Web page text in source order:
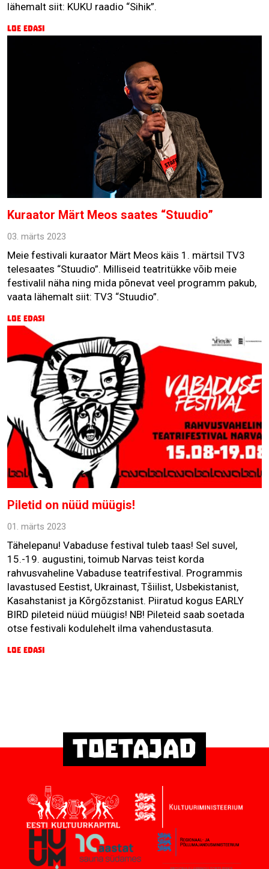
lähemalt siit: KUKU raadio “Sihik”.
Loe edasi
Kuraator Märt Meos saates “Stuudio”
03. märts 2023
Meie festivali kuraator Märt Meos käis 1. märtsil TV3
telesaates “Stuudio”. Milliseid teatritükke võib meie
festivalil näha ning mida põnevat veel programm pakub,
vaata lähemalt siit: TV3 “Stuudio”.
Loe edasi
Piletid on nüüd müügis!
01. märts 2023
Tähelepanu! Vabaduse festival tuleb taas! Sel suvel,
15.-19. augustini, toimub Narvas teist korda
rahvusvaheline Vabaduse teatrifestival. Programmis
lavastused Eestist, Ukrainast, Tšiilist, Usbekistanist,
Kasahstanist ja Kõrgõzstanist. Piiratud kogus EARLY
BIRD pileteid nüüd müügis! NB! Pileteid saab soetada
otse festivali kodulehelt ilma vahendustasuta.
Loe edasi
Toetajad